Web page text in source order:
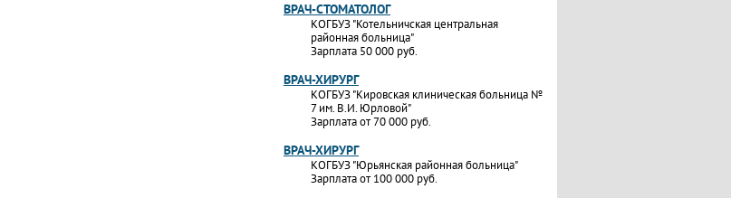
ВРАЧ-СТОМАТОЛОГ
КОГБУЗ "Котельничская центральная
районная больница"
Зарплата 50 000 руб.
ВРАЧ-ХИРУРГ
КОГБУЗ "Кировская клиническая больница №
7 им. В.И. Юрловой"
Зарплата от 70 000 руб.
ВРАЧ-ХИРУРГ
КОГБУЗ "Юрьянская районная больница"
Зарплата от 100 000 руб.